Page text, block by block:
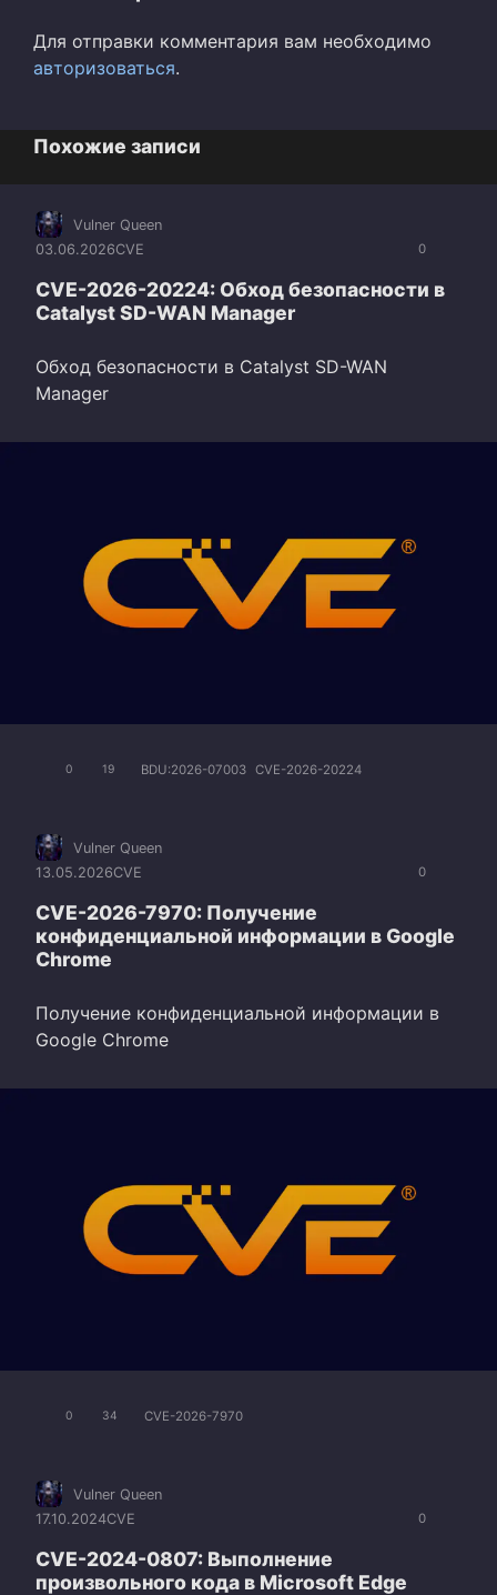
Для отправки комментария вам необходимо
авторизоваться.
Похожие записи
0
Vulner Queen
03.06.2026CVE
CVE-2026-20224: Обход безопасности в
Catalyst SD-WAN Manager
Обход безопасности в Catalyst SD-WAN
Manager
0 19 BDU:2026-07003 CVE-2026-20224
0
Vulner Queen
13.05.2026CVE
CVE-2026-7970: Получение
конфиденциальной информации в Google
Chrome
Получение конфиденциальной информации в
Google Chrome
0 34 CVE-2026-7970
0
Vulner Queen
17.10.2024CVE
CVE-2024-0807: Выполнение
произвольного кода в Microsoft Edge